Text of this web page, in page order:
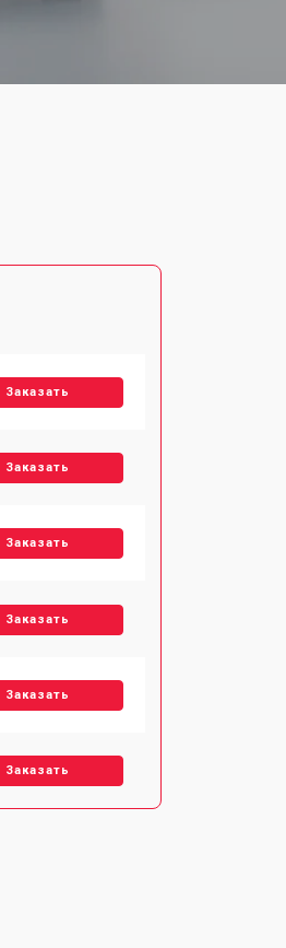
Заказать
Заказать
Заказать
Заказать
Заказать
Заказать